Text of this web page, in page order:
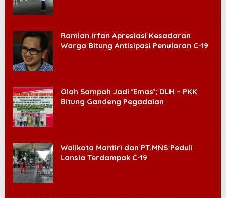
Ramlan Irfan Apresiasi Kesadaran
Warga Bitung Antisipasi Penularan C-19
Olah Sampah Jadi ‘Emas’; DLH – PKK
Bitung Gandeng Pegadaian
Walikota Mantiri dan PT.MNS Peduli
Lansia Terdampak C-19